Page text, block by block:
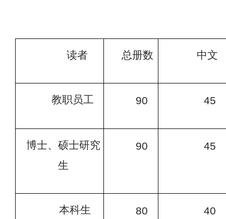
读者 总册数 中文
教职员工 90 45
博士、硕士研究
生
90 45
本科生 80 40